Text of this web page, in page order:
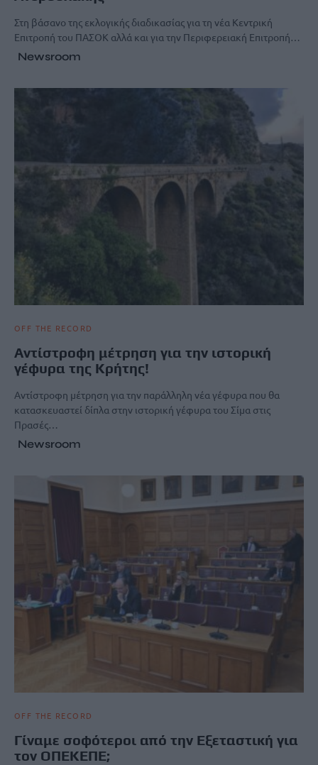
Στη βάσανο της εκλογικής διαδικασίας για τη νέα Κεντρική
Επιτροπή του ΠΑΣΟΚ αλλά και για την Περιφερειακή Επιτροπή…
Newsroom
OFF THE RECORD
Αντίστροφη μέτρηση για την ιστορική
γέφυρα της Κρήτης!
Αντίστροφη μέτρηση για την παράλληλη νέα γέφυρα που θα
κατασκευαστεί δίπλα στην ιστορική γέφυρα του Σίμα στις
Πρασές…
Newsroom
OFF THE RECORD
Γίναμε σοφότεροι από την Εξεταστική για
τον ΟΠΕΚΕΠΕ;